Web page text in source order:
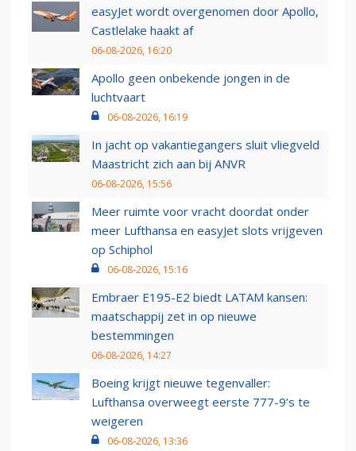
easyJet wordt overgenomen door Apollo,
Castlelake haakt af
06-08-2026, 16:20
Apollo geen onbekende jongen in de
luchtvaart
06-08-2026, 16:19
In jacht op vakantiegangers sluit vliegveld
Maastricht zich aan bij ANVR
06-08-2026, 15:56
Meer ruimte voor vracht doordat onder
meer Lufthansa en easyJet slots vrijgeven
op Schiphol
06-08-2026, 15:16
Embraer E195-E2 biedt LATAM kansen:
maatschappij zet in op nieuwe
bestemmingen
06-08-2026, 14:27
Boeing krijgt nieuwe tegenvaller:
Lufthansa overweegt eerste 777-9’s te
weigeren
06-08-2026, 13:36